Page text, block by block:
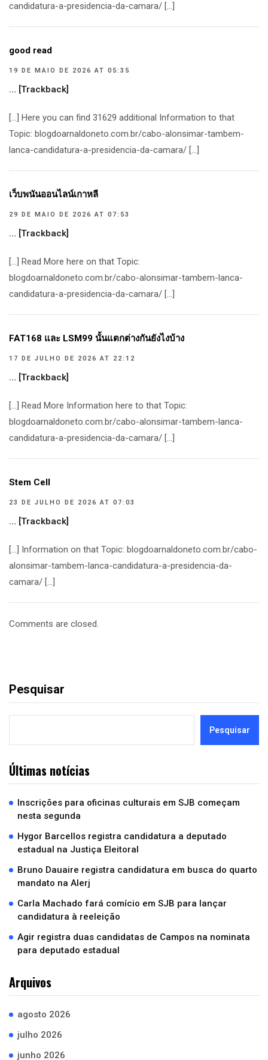
candidatura-a-presidencia-da-camara/ […]
good read
19 DE MAIO DE 2026 AT 05:35
… [Trackback]
[…] Here you can find 31629 additional Information to that
Topic: blogdoarnaldoneto.com.br/cabo-alonsimar-tambem-
lanca-candidatura-a-presidencia-da-camara/ […]
เว็บพนันออนไลน์เกาหลี
29 DE MAIO DE 2026 AT 07:53
… [Trackback]
[…] Read More here on that Topic:
blogdoarnaldoneto.com.br/cabo-alonsimar-tambem-lanca-
candidatura-a-presidencia-da-camara/ […]
FAT168 และ LSM99 นั้นแตกต่างกันยังไงบ้าง
17 DE JULHO DE 2026 AT 22:12
… [Trackback]
[…] Read More Information here to that Topic:
blogdoarnaldoneto.com.br/cabo-alonsimar-tambem-lanca-
candidatura-a-presidencia-da-camara/ […]
Stem Cell
23 DE JULHO DE 2026 AT 07:03
… [Trackback]
[…] Information on that Topic: blogdoarnaldoneto.com.br/cabo-
alonsimar-tambem-lanca-candidatura-a-presidencia-da-
camara/ […]
Comments are closed.
Pesquisar
Pesquisar
Últimas notícias
Inscrições para oficinas culturais em SJB começam
nesta segunda
Hygor Barcellos registra candidatura a deputado
estadual na Justiça Eleitoral
Bruno Dauaire registra candidatura em busca do quarto
mandato na Alerj
Carla Machado fará comício em SJB para lançar
candidatura à reeleição
Agir registra duas candidatas de Campos na nominata
para deputado estadual
Arquivos
agosto 2026
julho 2026
junho 2026